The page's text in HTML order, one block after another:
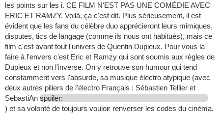
les points sur les i. CE FILM N'EST PAS UNE COMÉDIE AVEC
ERIC ET RAMZY. Voilà, ça c'est dit. Plus sérieusement, il est
évident que les fans du célèbre duo apprécieront leurs mimiques,
disputes, tics de langage (comme ils nous ont habitués), mais ce
film c'est avant tout l'univers de Quentin Dupieux. Pour vous la
faire à l'envers c'est Eric et Ramzy qui sont soumis aux règles de
Dupieux et non l'inverse. On y retrouve son humour qui tend
constamment vers l'absurde, sa musique électro atypique (avec
deux autres piliers de l'électro Français : Sébastien Tellier et
SebastiAn spoiler:
) et sa volonté de toujours vouloir renverser les codes du cinéma.